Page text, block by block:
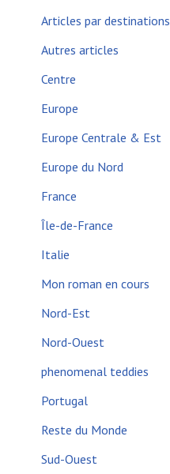
Articles par destinations
Autres articles
Centre
Europe
Europe Centrale & Est
Europe du Nord
France
Île-de-France
Italie
Mon roman en cours
Nord-Est
Nord-Ouest
phenomenal teddies
Portugal
Reste du Monde
Sud-Ouest